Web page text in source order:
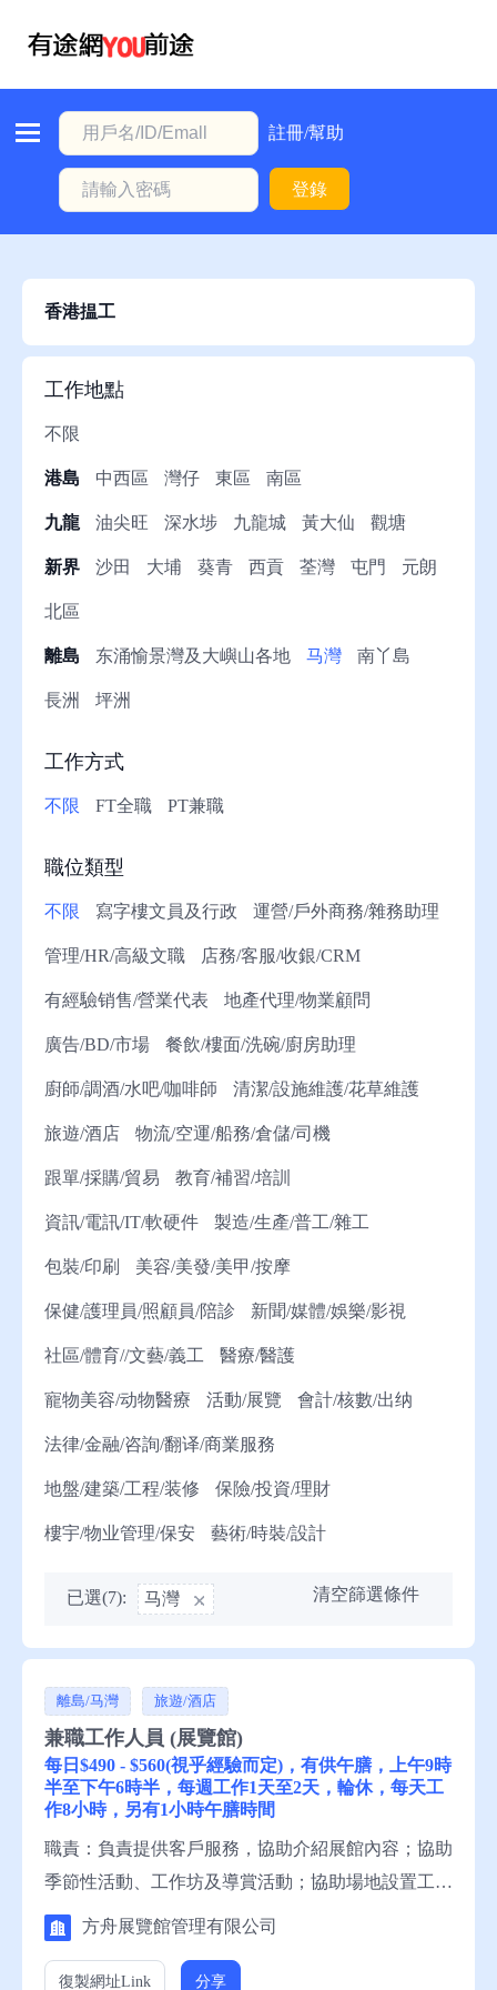
註冊/幫助
登錄
首
本
職
位
信
息
註
助
香港揾工
工作地點
不限
港島 中西區 灣仔 東區 南區
九龍 油尖旺 深水埗 九龍城 黃大仙 觀塘
新界 沙田 大埔 葵青 西貢 荃灣 屯門 元朗
北區
離島 东涌愉景灣及大嶼山各地 马灣 南丫島
長洲 坪洲
工作方式
不限 FT全職 PT兼職
職位類型
不限 寫字樓文員及行政 運營/戶外商務/雜務助理
管理/HR/高級文職 店務/客服/收銀/CRM
有經驗销售/營業代表 地產代理/物業顧問
廣告/BD/市場 餐飲/樓面/洗碗/廚房助理
廚師/調酒/水吧/咖啡師 清潔/設施維護/花草維護
旅遊/酒店 物流/空運/船務/倉儲/司機
跟單/採購/貿易 教育/補習/培訓
資訊/電訊/IT/軟硬件 製造/生產/普工/雜工
包裝/印刷 美容/美發/美甲/按摩
保健/護理員/照顧員/陪診 新聞/媒體/娛樂/影視
社區/體育//文藝/義工 醫療/醫護
寵物美容/动物醫療 活動/展覽 會計/核數/出纳
法律/金融/咨詢/翻译/商業服務
地盤/建築/工程/装修 保險/投資/理財
樓宇/物业管理/保安 藝術/時裝/設計
已選(7): 马灣 清空篩選條件
離島/马灣 旅遊/酒店
兼職工作人員 (展覽館)
每日$490 - $560(視乎經驗而定)，有供午膳，上午9時
半至下午6時半，每週工作1天至2天，輪休，每天工
作8小時，另有1小時午膳時間
職責：負責提供客戶服務，協助介紹展館內容；協助
季節性活動、工作坊及導賞活動；協助場地設置工
作。 資歷：中五程度；良好粵語優先；良好普通
具良好人際溝通及顧客服務技巧；曾修讀旅遊學科或
方舟展覽館管理有限公司
復製網址Link 分享